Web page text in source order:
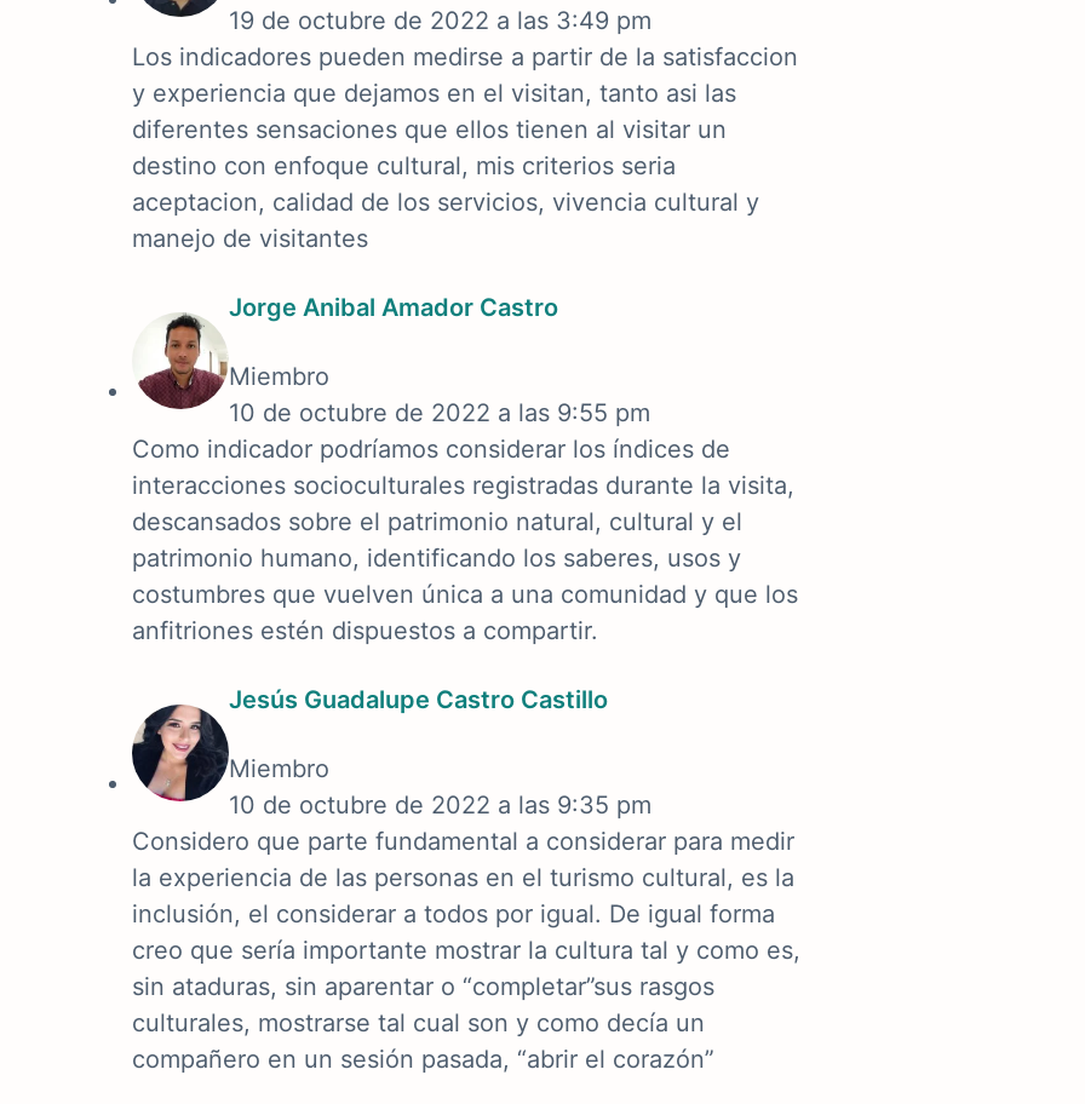
19 de octubre de 2022 a las 3:49 pm
Los indicadores pueden medirse a partir de la satisfaccion
y experiencia que dejamos en el visitan, tanto asi las
diferentes sensaciones que ellos tienen al visitar un
destino con enfoque cultural, mis criterios seria
aceptacion, calidad de los servicios, vivencia cultural y
manejo de visitantes
Jorge Anibal Amador Castro
Miembro
10 de octubre de 2022 a las 9:55 pm
Como indicador podríamos considerar los índices de
interacciones socioculturales registradas durante la visita,
descansados sobre el patrimonio natural, cultural y el
patrimonio humano, identificando los saberes, usos y
costumbres que vuelven única a una comunidad y que los
anfitriones estén dispuestos a compartir.
Jesús Guadalupe Castro Castillo
Miembro
10 de octubre de 2022 a las 9:35 pm
Considero que parte fundamental a considerar para medir
la experiencia de las personas en el turismo cultural, es la
inclusión, el considerar a todos por igual. De igual forma
creo que sería importante mostrar la cultura tal y como es,
sin ataduras, sin aparentar o “completar”sus rasgos
culturales, mostrarse tal cual son y como decía un
compañero en un sesión pasada, “abrir el corazón”